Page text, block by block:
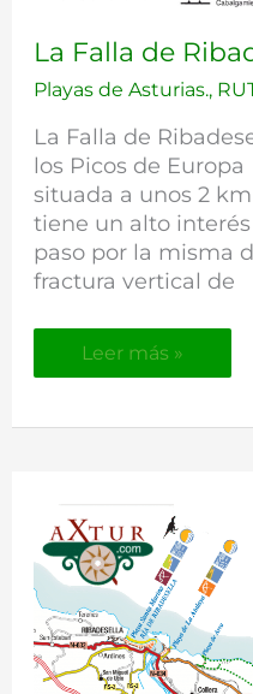
La Falla de
Playas de Asturias.,
La Falla de
los Picos de
situada a unos 2
tiene un alto
paso por la misma
fractura vertical de
La
de
Leer más »